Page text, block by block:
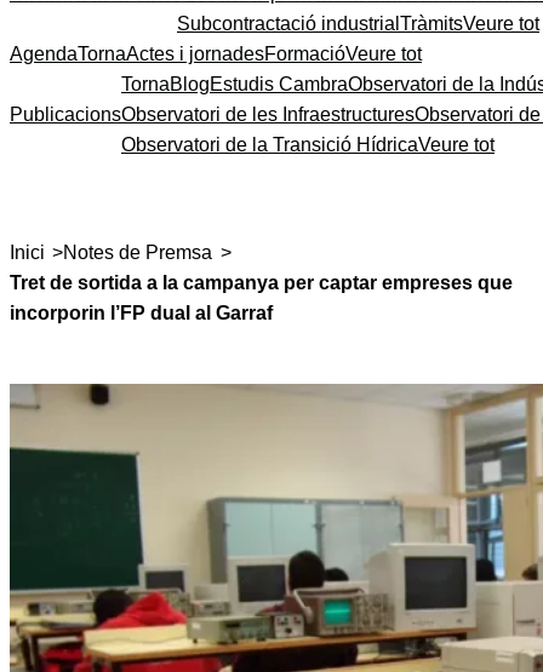
Subcontractació industrial TràmitsVeure tot
AgendaTornaActes i jornadesFormacióVeure tot
Publicacions
TornaBlogEstudis CambraObservatori de la
Observatori de les InfraestructuresObservatori
Observatori de la Transició HídricaVeure tot
Inici >Notes de Premsa >
Tret de sortida a la campanya per captar empreses que
incorporin l’FP dual al Garraf